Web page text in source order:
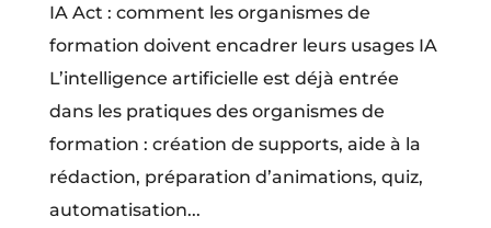
IA Act : comment les organismes de
formation doivent encadrer leurs usages IA
L’intelligence artificielle est déjà entrée
dans les pratiques des organismes de
formation : création de supports, aide à la
rédaction, préparation d’animations, quiz,
automatisation...